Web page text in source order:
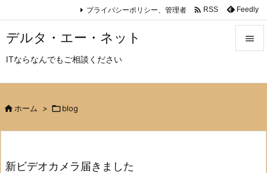
デルタ・エー・ネット
ITならなんでもご相談ください

プライバシーポリシー、管理者  RSS Feedly
 ホーム > blog
新ビデオカメラ届きました